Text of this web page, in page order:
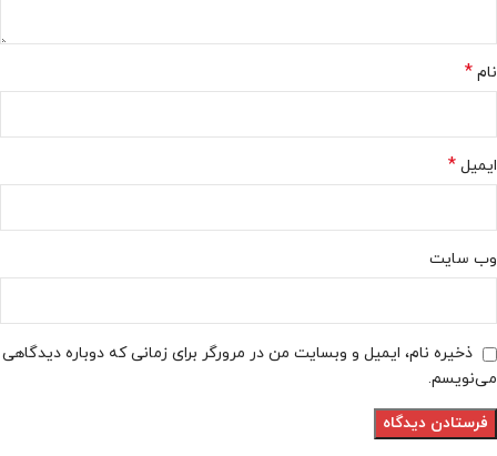
نام *
ایمیل *
وب‌ سایت
ذخیره نام، ایمیل و وبسایت من در مرورگر برای زمانی که دوباره دیدگاهی
می‌نویسم.